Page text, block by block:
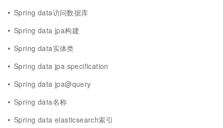
Spring data访问数据库
Spring data jpa构建
Spring data实体类
Spring data jpa specification
Spring data jpa@query
Spring data名称
Spring data elasticsearch索引